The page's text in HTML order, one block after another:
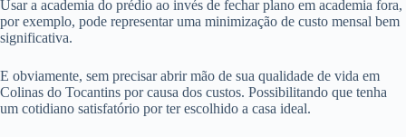
Usar a academia do prédio ao invés de fechar plano em academia fora,
por exemplo, pode representar uma minimização de custo mensal bem
significativa.
E obviamente, sem precisar abrir mão de sua qualidade de vida em
Colinas do Tocantins por causa dos custos. Possibilitando que tenha
um cotidiano satisfatório por ter escolhido a casa ideal.